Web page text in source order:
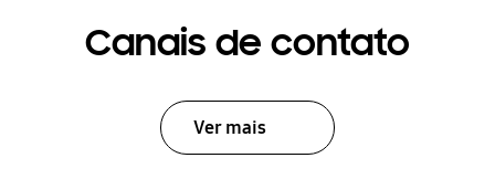
Canais de contato
Ver mais